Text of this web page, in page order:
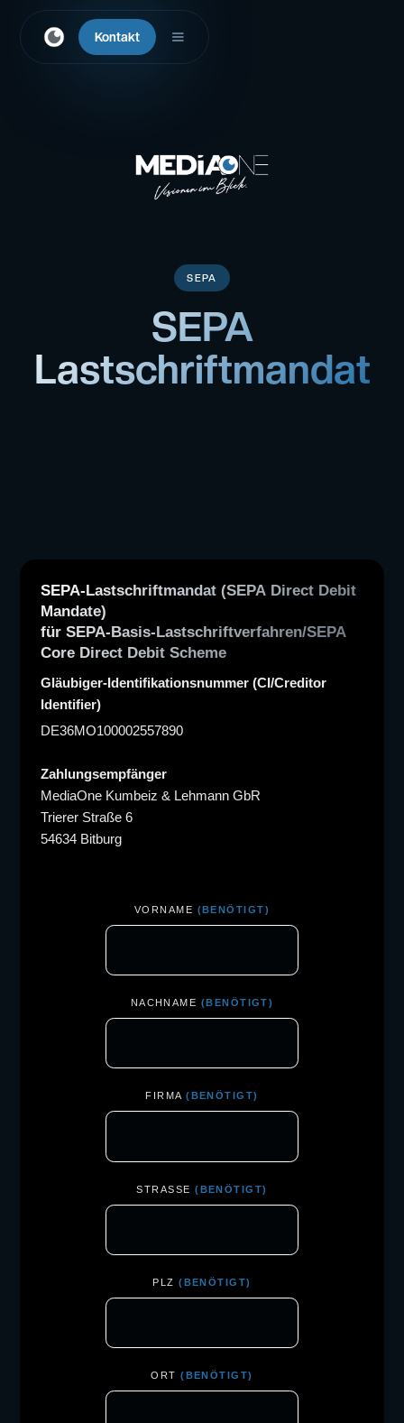
Kontakt
SEPA
SEPA
Lastschriftmandat
SEPA-Lastschriftmandat (SEPA Direct Debit
Mandate)
für SEPA-Basis-Lastschriftverfahren/SEPA
Core Direct Debit Scheme
Gläubiger-Identifikationsnummer (CI/Creditor
Identifier)
DE36MO100002557890
Zahlungsempfänger
MediaOne Kumbeiz & Lehmann GbR
Trierer Straße 6
54634 Bitburg
VORNAME (BENÖTIGT)
NACHNAME (BENÖTIGT)
FIRMA(BENÖTIGT)
STRASSE (BENÖTIGT)
PLZ(BENÖTIGT)
ORT(BENÖTIGT)